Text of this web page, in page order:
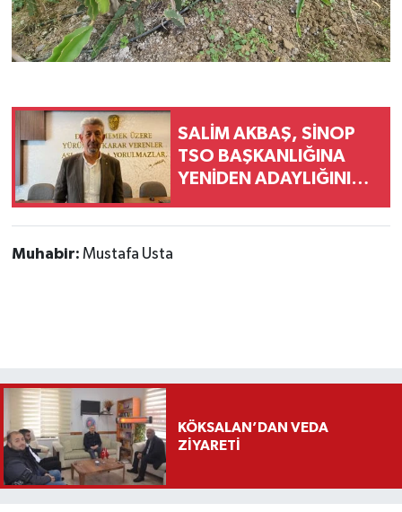
SALİM AKBAŞ, SİNOP
TSO BAŞKANLIĞINA
YENİDEN ADAYLIĞINI
Muhabir: Mustafa Usta
KÖKSALAN’DAN VEDA
ZİYARETİ